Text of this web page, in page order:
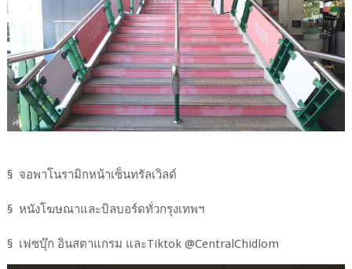
§ จอพาโนรามิกหน้าเซ็นทรัลเวิลด์
§ หนังโฆษณาและบิลบอร์ดทั่วกรุงเทพฯ
§ เฟซบุ๊ก อินสตาแกรม และTiktok @CentralChidlom